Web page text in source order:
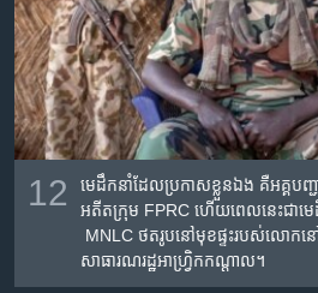
12
មេដឹកនាំ​ដែល​ប្រកាស​ខ្លួន​ឯង គឺ​អគ្គបញ្
អតីត​ក្រុម FPRC ហើយ​ពេល​នេះ​ជា​មេ​
MNLC ថត​រូប​នៅ​មុខ​ផ្ទះ​របស់​លោក​ន
សាធារណរដ្ឋ​អាហ្វ្រិកកណ្ដាល។